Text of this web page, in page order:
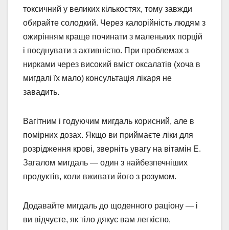
токсичний у великих кількостях, тому завжди
обирайте солодкий. Через калорійність людям з
ожирінням краще починати з маленьких порцій
і поєднувати з активністю. При проблемах з
нирками через високий вміст оксалатів (хоча в
мигдалі їх мало) консультація лікаря не
завадить.
Вагітним і годуючим мигдаль корисний, але в
помірних дозах. Якщо ви приймаєте ліки для
розрідження крові, зверніть увагу на вітамін Е.
Загалом мигдаль — один з найбезпечніших
продуктів, коли вживати його з розумом.
Додавайте мигдаль до щоденного раціону — і
ви відчуєте, як тіло дякує вам легкістю,